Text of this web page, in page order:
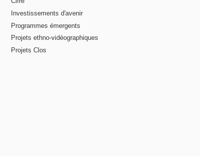
Investissements d'avenir
Programmes émergents
Projets ethno-vidéographiques
Projets Clos